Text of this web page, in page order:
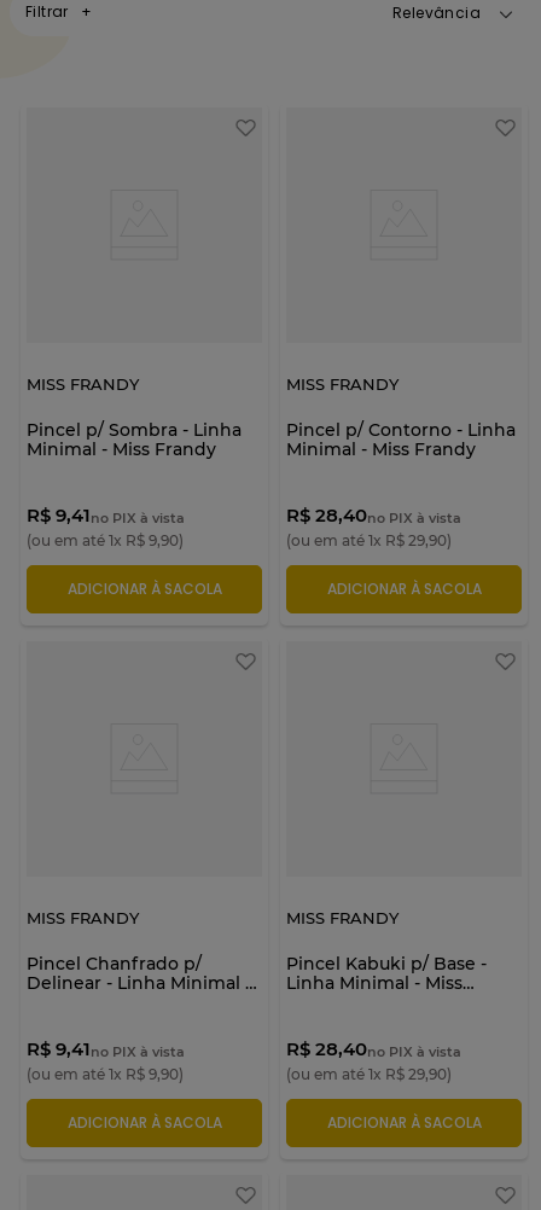
Filtrar Relevância
MISS FRANDY
Pincel p/ Sombra - Linha
Minimal - Miss Frandy
R$ 9,41no PIX à vista
(ou em até 1x R$ 9,90)
ADICIONAR À SACOLA
MISS FRANDY
Pincel p/ Contorno - Linha
Minimal - Miss Frandy
R$ 28,40no PIX à vista
(ou em até 1x R$ 29,90)
ADICIONAR À SACOLA
MISS FRANDY
Pincel Chanfrado p/
Delinear - Linha Minimal -
R$ 9,41no PIX à vista
(ou em até 1x R$ 9,90)
ADICIONAR À SACOLA
MISS FRANDY
Pincel Kabuki p/ Base -
Linha Minimal - Miss
R$ 28,40no PIX à vista
(ou em até 1x R$ 29,90)
ADICIONAR À SACOLA